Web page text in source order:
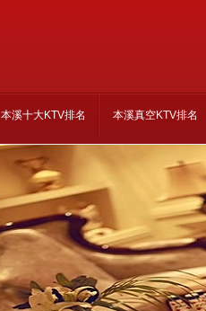
本溪十大KTV排名 本溪真空KTV排名